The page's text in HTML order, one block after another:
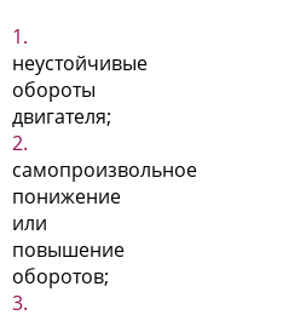
неустойчивые
обороты
двигателя;
самопроизвольное
понижение
или
повышение
оборотов;